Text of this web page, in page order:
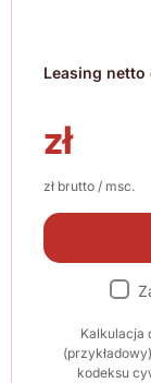
Leasing netto
zł
zł brutto / msc.
Kalkulacja
kodeksu